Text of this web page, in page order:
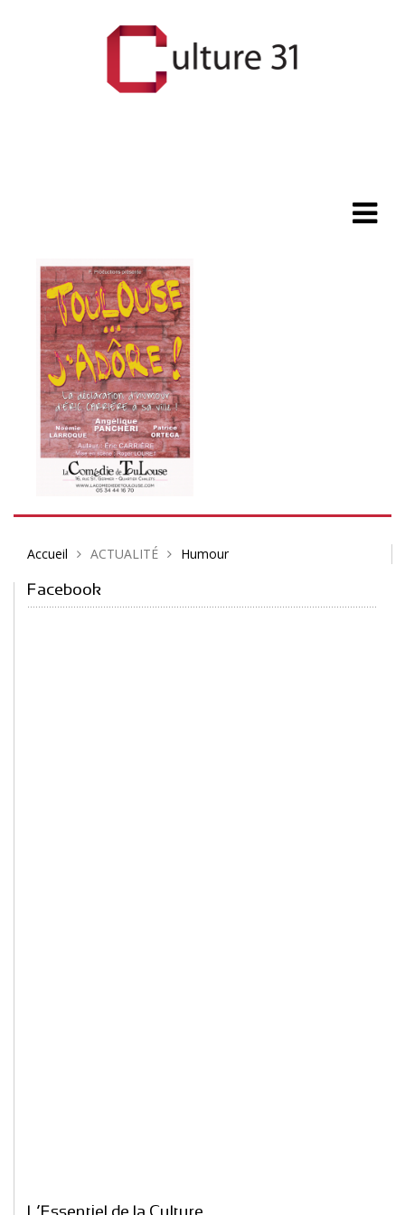
Accueil ACTUALITÉ Humour
Facebook